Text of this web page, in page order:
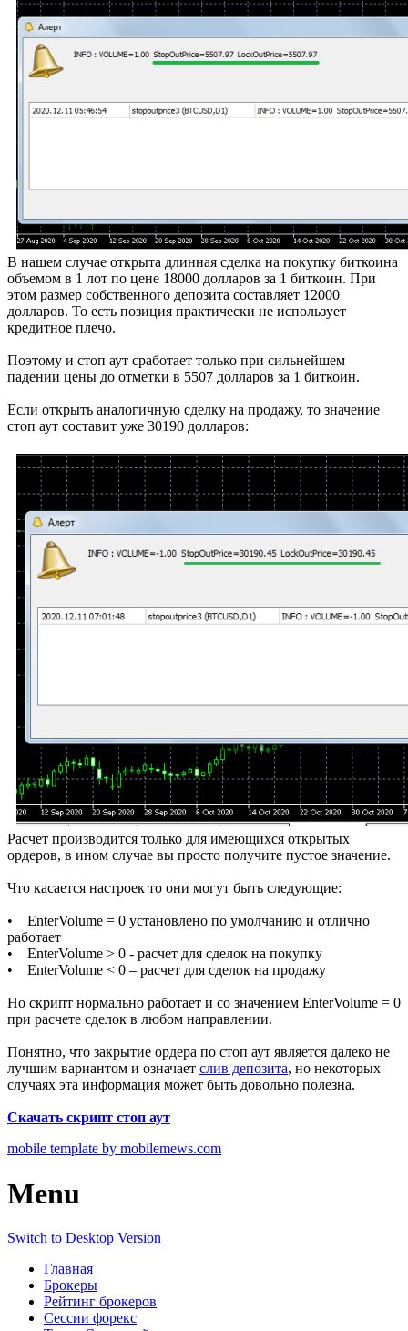
В нашем случае открыта длинная сделка на покупку биткоина
объемом в 1 лот по цене 18000 долларов за 1 биткоин. При
этом размер собственного депозита составляет 12000
долларов. То есть позиция практически не использует
кредитное плечо.
Поэтому и стоп аут сработает только при сильнейшем
падении цены до отметки в 5507 долларов за 1 биткоин.
Если открыть аналогичную сделку на продажу, то значение
стоп аут составит уже 30190 долларов:
Расчет производится только для имеющихся открытых
ордеров, в ином случае вы просто получите пустое значение.
Что касается настроек то они могут быть следующие:
• EnterVolume = 0 установлено по умолчанию и отлично
работает
• EnterVolume > 0 - расчет для сделок на покупку
• EnterVolume < 0 – расчет для сделок на продажу
Но скрипт нормально работает и со значением EnterVolume = 0
при расчете сделок в любом направлении.
Понятно, что закрытие ордера по стоп аут является далеко не
лучшим вариантом и означает слив депозита, но некоторых
случаях эта информация может быть довольно полезна.
Скачать скрипт стоп аут
mobile template by mobilemews.com
Menu
Switch to Desktop Version
Главная
Брокеры
Рейтинг брокеров
Сессии форекс